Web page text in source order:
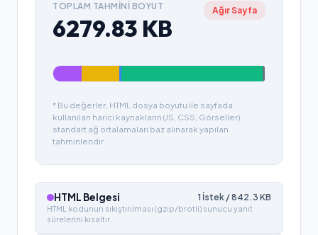
TOPLAM TAHMINI BOYUT
6279.83 KB
Ağır Sayfa
* Bu değerler, HTML dosya boyutu ile sayfada
kullanılan harici kaynakların (JS, CSS, Görseller)
standart ağ ortalamaları baz alınarak yapılan
tahminleridir.
HTML Belgesi 1 İstek /842.3 KB
HTML kodunun sıkıştırılması (gzip/brotli) sunucu yanıt
sürelerini kısaltır.